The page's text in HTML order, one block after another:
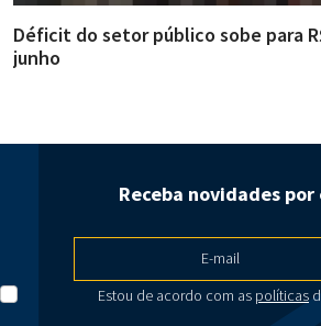
Déficit do setor público sobe para
junho
Receba novidades
E-mail
Estou de acordo com as políticas